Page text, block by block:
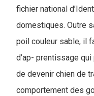
fichier national
domestiques. Outre
poil couleur sable, il
d’ap- prentissage
de devenir chien de
comportement des